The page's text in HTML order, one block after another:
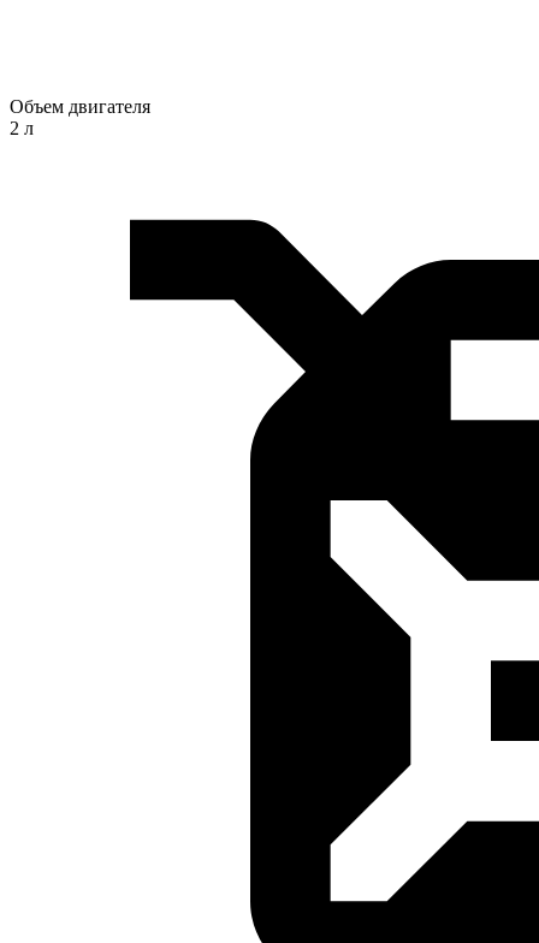
Объем двигателя
2 л